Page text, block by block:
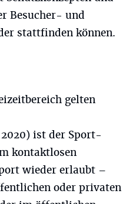
Besucher- und
stattfinden können.
gelten
ist der Sport-
kontaktlosen
wieder erlaubt –
oder privaten